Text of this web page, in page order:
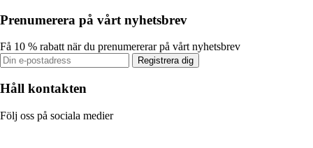
Prenumerera på vårt nyhetsbrev
Få 10 % rabatt när du prenumererar på vårt nyhetsbrev
Registrera dig
Håll kontakten
Följ oss på sociala medier